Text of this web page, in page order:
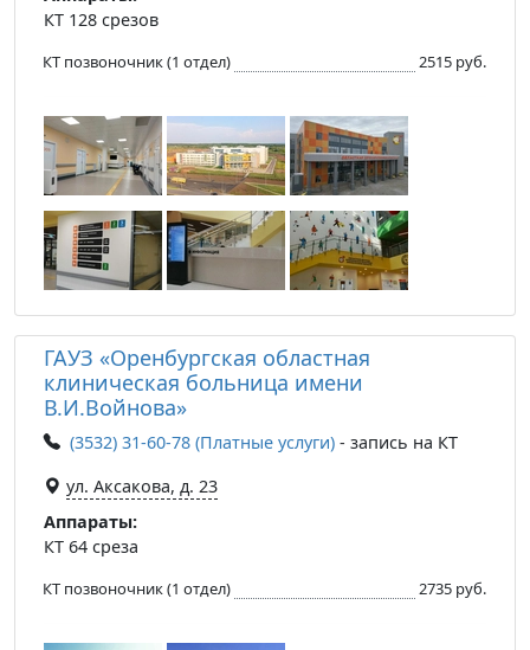
КТ 128 срезов
КТ позвоночник (1 отдел) 2515 руб.
ГАУЗ «Оренбургская областная
клиническая больница имени
В.И.Войнова»
(3532) 31-60-78 (Платные услуги) - запись на КТ
ул. Аксакова, д. 23
Аппараты:
КТ 64 среза
КТ позвоночник (1 отдел) 2735 руб.